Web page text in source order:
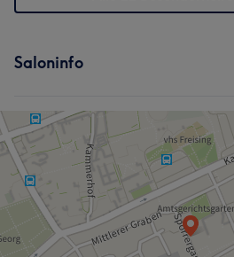
Saloninfo